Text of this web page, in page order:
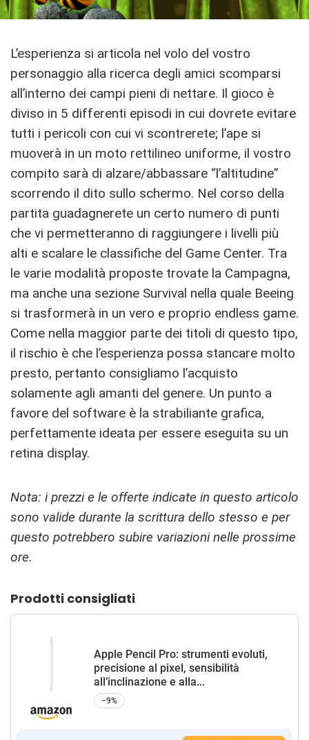
L’esperienza si articola nel volo del vostro
personaggio alla ricerca degli amici scomparsi
all’interno dei campi pieni di nettare. Il gioco è
diviso in 5 differenti episodi in cui dovrete evitare
tutti i pericoli con cui vi scontrerete; l’ape si
muoverà in un moto rettilineo uniforme, il vostro
compito sarà di alzare/abbassare “l’altitudine”
scorrendo il dito sullo schermo. Nel corso della
partita guadagnerete un certo numero di punti
che vi permetteranno di raggiungere i livelli più
alti e scalare le classifiche del Game Center. Tra
le varie modalità proposte trovate la Campagna,
ma anche una sezione Survival nella quale Beeing
si trasformerà in un vero e proprio endless game.
Come nella maggior parte dei titoli di questo tipo,
il rischio è che l’esperienza possa stancare molto
presto, pertanto consigliamo l’acquisto
solamente agli amanti del genere. Un punto a
favore del software è la strabiliante grafica,
perfettamente ideata per essere eseguita su un
retina display.
Nota: i prezzi e le offerte indicate in questo articolo
sono valide durante la scrittura dello stesso e per
questo potrebbero subire variazioni nelle prossime
ore.
Prodotti consigliati
Apple Pencil Pro: strumenti evoluti,
precisione al pixel, sensibilità
all’inclinazione e alla...
−9%